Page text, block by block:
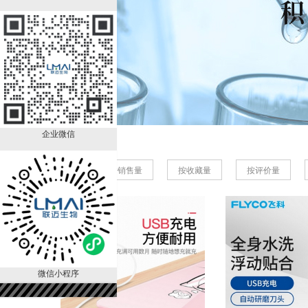
企业微信
微信小程序
商品排序: 按销售量 按收藏量 按评价量